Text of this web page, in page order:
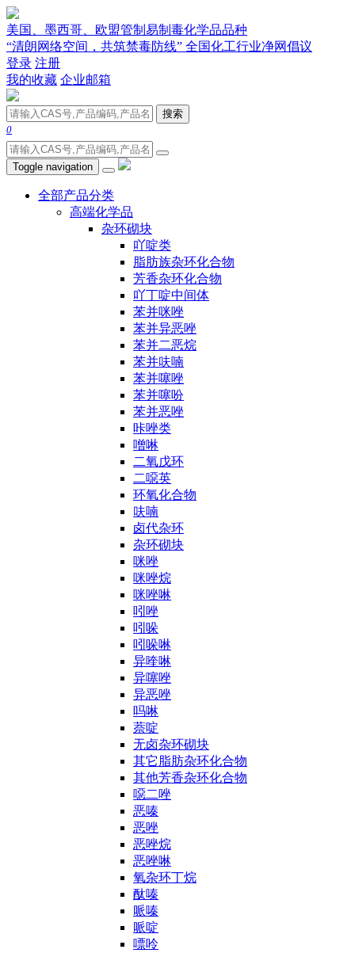
美国、墨西哥、欧盟管制易制毒化学品品种
“清朗网络空间，共筑禁毒防线” 全国化工行业净网倡议
登录 注册
我的收藏 企业邮箱
搜索
0
Toggle navigation
全部产品分类
高端化学品
杂环砌块
吖啶类
脂肪族杂环化合物
芳香杂环化合物
吖丁啶中间体
苯并咪唑
苯并异恶唑
苯并二恶烷
苯并呋喃
苯并噻唑
苯并噻吩
苯并恶唑
咔唑类
噌啉
二氧戊环
二噁英
环氧化合物
呋喃
卤代杂环
杂环砌块
咪唑
咪唑烷
咪唑啉
吲唑
吲哚
吲哚啉
异喹啉
异噻唑
异恶唑
吗啉
萘啶
无卤杂环砌块
其它脂肪杂环化合物
其他芳香杂环化合物
噁二唑
恶嗪
恶唑
恶唑烷
恶唑啉
氧杂环丁烷
酞嗪
哌嗪
哌啶
嘌呤